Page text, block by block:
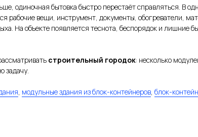
одиночная бытовка быстро перестаёт справляться. В
рабочие вещи, инструмент, документы, обогреватели,
На объекте появляется теснота, беспорядок и лишние
строительный городок: несколько
задачу.
, модульные здания из блок-контейнеров, блок-